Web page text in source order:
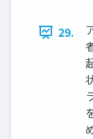
29.